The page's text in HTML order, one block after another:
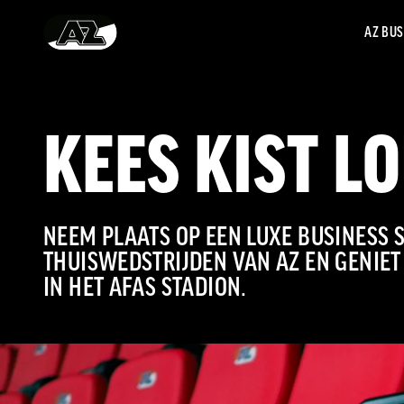
Ga naar onze homepage
AZ
KEES KIST
NEEM PLAATS OP EEN LUXE BUSINESS
THUISWEDSTRIJDEN VAN AZ EN
IN HET AFAS STADION.